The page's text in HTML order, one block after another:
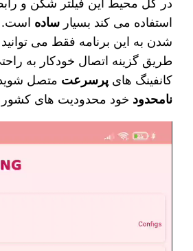
در کل محیط این فیلتر شکن و
استفاده می‌ کند بسیارساده است.
شدن به این برنامه فقط می‌ توانید
طریق گزینه اتصال خودکار به
کانفینگ‌ هایپرسرعت متصل
نامحدود خود محدودیت‌ های کشور
نمایشگر